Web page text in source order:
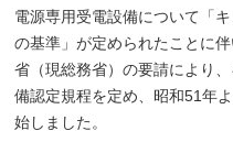
電源専用受電設備について「
の基準」が定められたことに
省（現総務省）の要請により
備認定規程を定め、昭和51年
始しました。